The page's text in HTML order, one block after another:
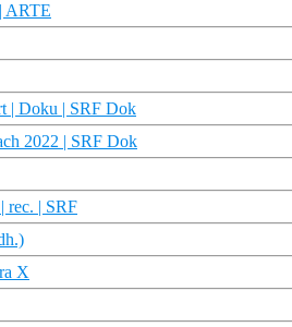
ARTE
| Doku | SRF Dok
2022 | SRF Dok
rec. | SRF
X